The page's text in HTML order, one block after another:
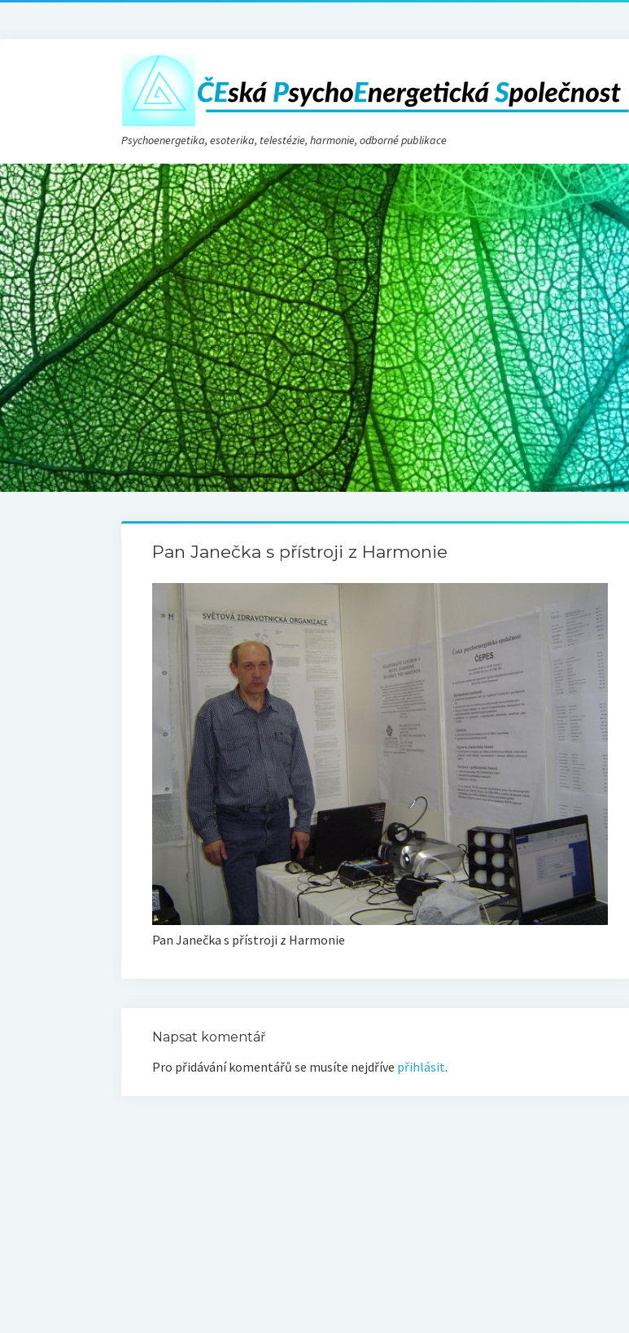
Psychoenergetika, esoterika, telestézie, harmonie, odborné publikace
Pan Janečka s přístroji z Harmonie
Pan Janečka s přístroji z Harmonie
Napsat komentář
Pro přidávání komentářů se musíte nejdříve přihlásit.